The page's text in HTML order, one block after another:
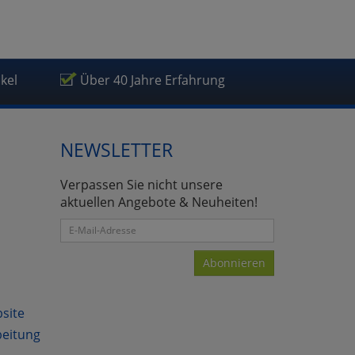
Über 40 Jahre Erfahrung
NEWSLETTER
Verpassen Sie nicht unsere
aktuellen Angebote & Neuheiten!
Abonnieren